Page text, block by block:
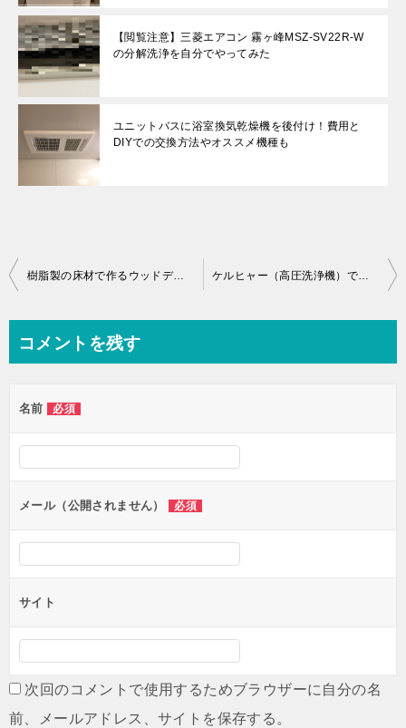
【閲覧注意】三菱エアコン 霧ヶ峰MSZ-SV22R-W
の分解洗浄を自分でやってみた
ユニットバスに浴室換気乾燥機を後付け！費用と
DIYでの交換方法やオススメ機種も
投
ビ
ー
シ
ン
樹脂製の床材で作るウッドデッキＤＩＹ日記 ③ ケルヒャー（高圧洗浄機）で玄関掃除が出来る神オプション発見！！
コメントを残す
名前 必須
メール（公開されません） 必須
サイト
次回のコメントで使用するためブラウザーに自分の名
前、メールアドレス、サイトを保存する。